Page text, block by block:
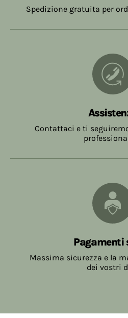
Note ed eventuale lista
l'informativa sulla
trattamento dei dati per le
Spedizione gratuita per
Contattaci e ti
Pagamenti
Massima sicurezza e la
dei vostri